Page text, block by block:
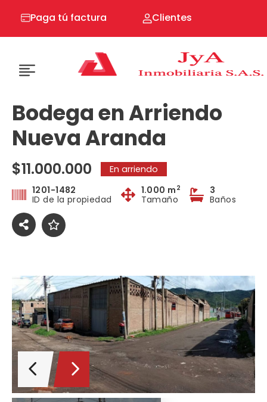
Paga tú factura Clientes
Bodega en Arriendo
Nueva Aranda
$11.000.000
En arriendo
1201-1482
ID de la propiedad
1.000 m 2
Tamaño
3
Baños